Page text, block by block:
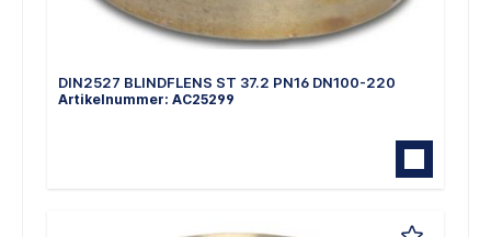
DIN2527 BLINDFLENS ST 37.2 PN16 DN100-220
Artikelnummer: AC25299